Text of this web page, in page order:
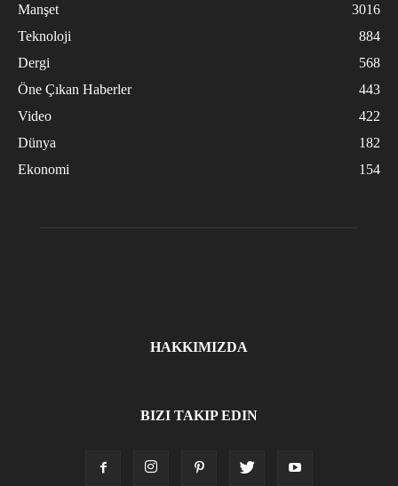
Manşet
3016
Teknoloji
884
Dergi
568
Öne Çıkan Haberler
443
Video
422
Dünya
182
Ekonomi
154
HAKKIMIZDA
BIZI TAKIP EDIN